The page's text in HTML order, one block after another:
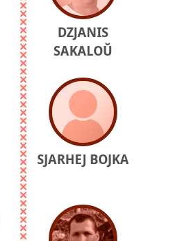
DZJANIS
SAKALOŬ
SJARHEJ BOJKA